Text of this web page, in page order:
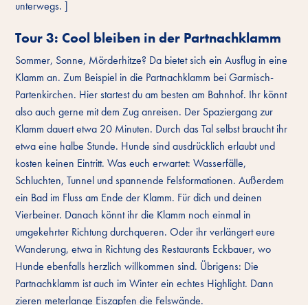
unterwegs. ]
Tour 3: Cool bleiben in der Partnachklamm
Sommer, Sonne, Mörderhitze? Da bietet sich ein Ausflug in eine
Klamm an. Zum Beispiel in die Partnachklamm bei Garmisch-
Partenkirchen. Hier startest du am besten am Bahnhof. Ihr könnt
also auch gerne mit dem Zug anreisen. Der Spaziergang zur
Klamm dauert etwa 20 Minuten. Durch das Tal selbst braucht ihr
etwa eine halbe Stunde. Hunde sind ausdrücklich erlaubt und
kosten keinen Eintritt. Was euch erwartet: Wasserfälle,
Schluchten, Tunnel und spannende Felsformationen. Außerdem
ein Bad im Fluss am Ende der Klamm. Für dich und deinen
Vierbeiner. Danach könnt ihr die Klamm noch einmal in
umgekehrter Richtung durchqueren. Oder ihr verlängert eure
Wanderung, etwa in Richtung des Restaurants Eckbauer, wo
Hunde ebenfalls herzlich willkommen sind. Übrigens: Die
Partnachklamm ist auch im Winter ein echtes Highlight. Dann
zieren meterlange Eiszapfen die Felswände.